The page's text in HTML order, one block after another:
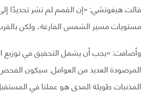
قالت هيغوتشي: «إن القمم لم تشر تحديدًا
مستويات مسير الشمس الفارغة، ولكن
وأضافت: «يجب أن يشمل التحقيق في توزيع
المرصودة العديد من العوامل. سيكون
المذنبات طويلة المدى هو عملنا في